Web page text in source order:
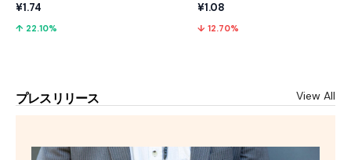
¥1.74
↑ 22.10%
¥1.08
↓ 12.70%
プレスリリース View All